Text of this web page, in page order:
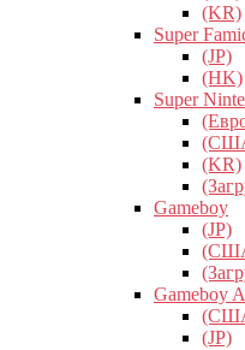
(KR)
Super
(JP)
(HK)
Super
(KR)
Gameboy
(JP)
Gameboy
(JP)